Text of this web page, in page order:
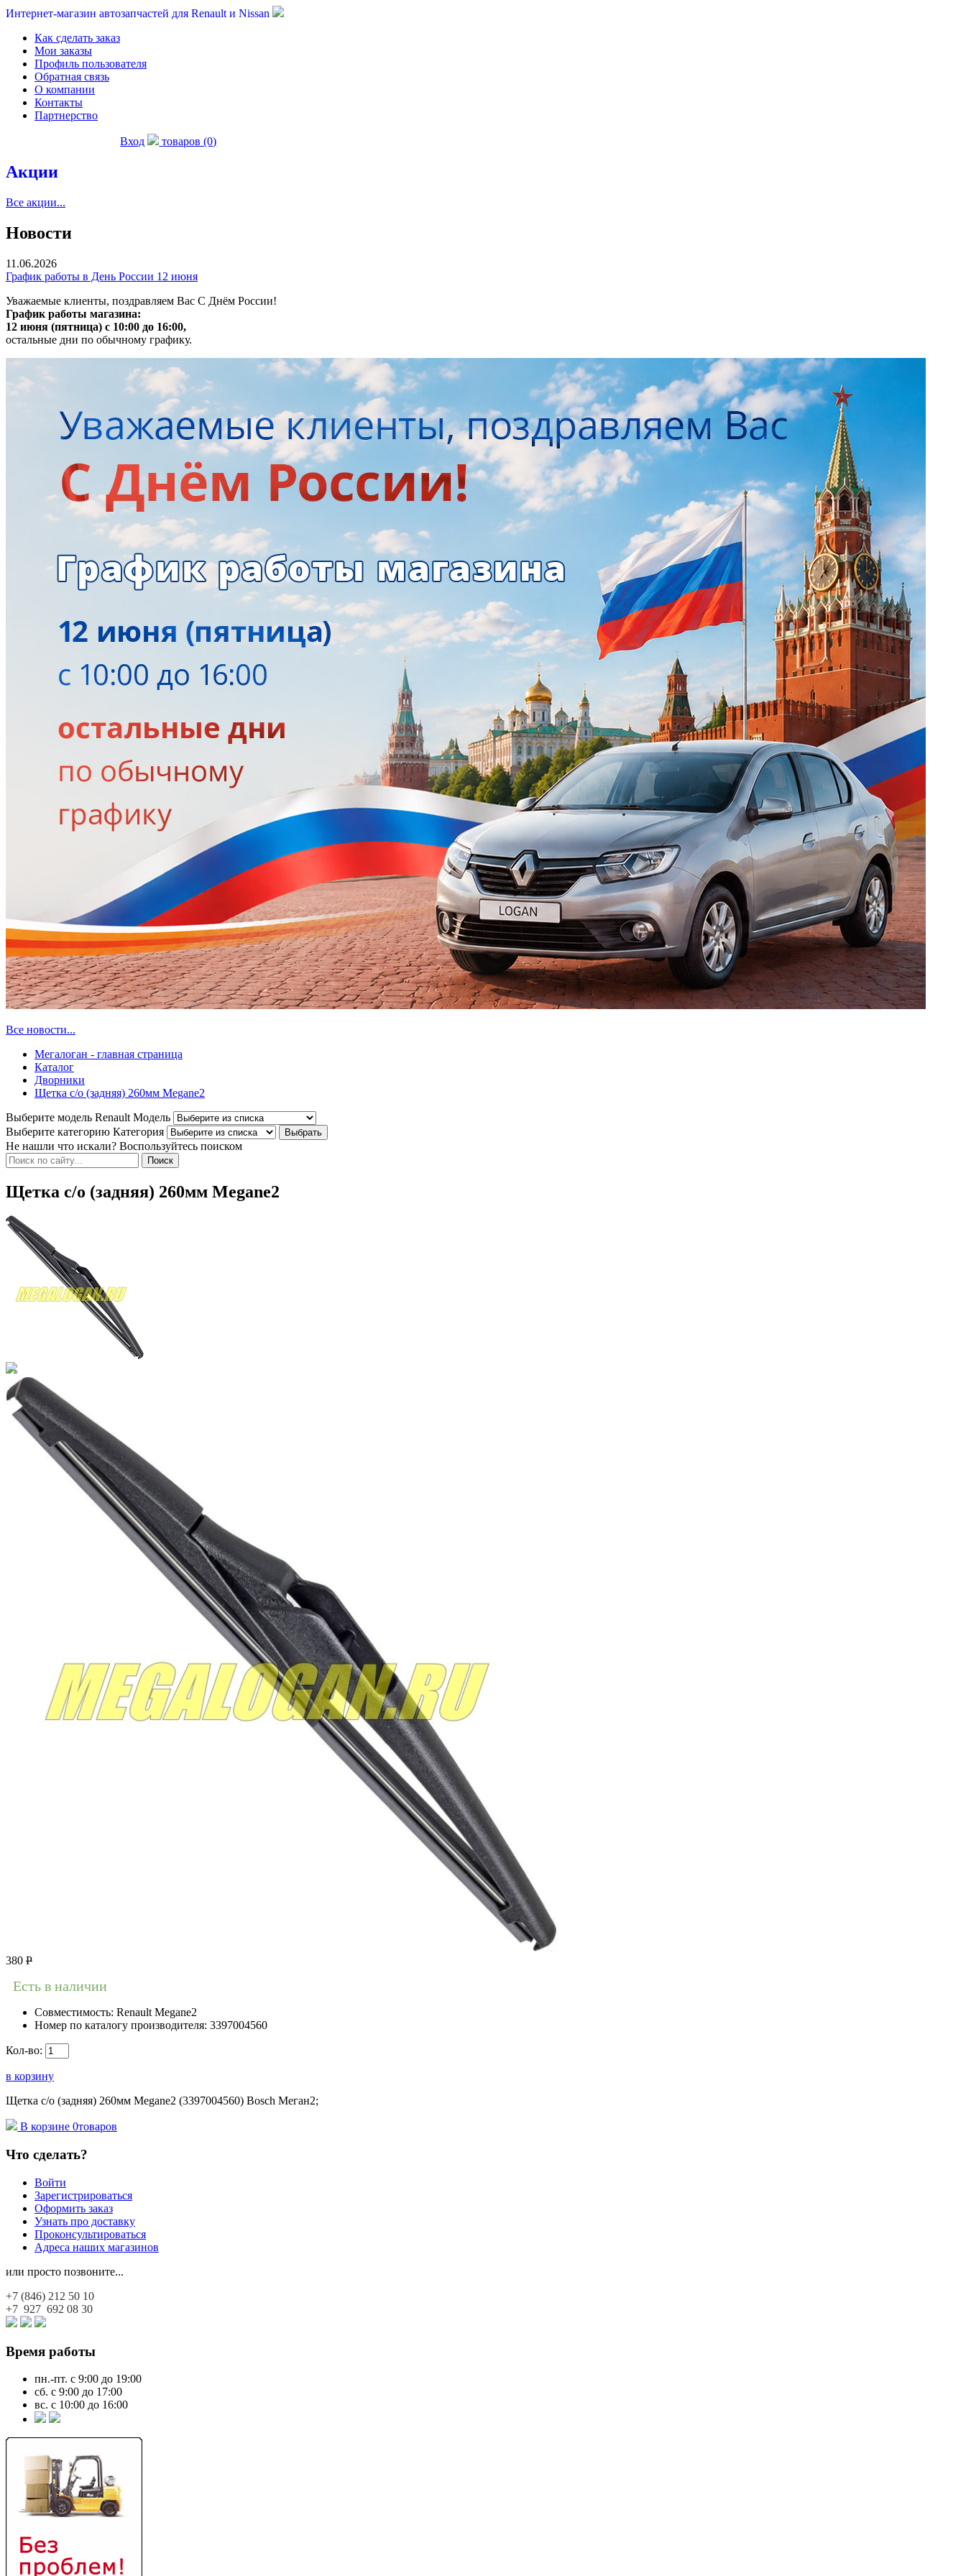
Интернет-магазин автозапчастей для Renault и Nissan
Как сделать заказ
Мои заказы
Профиль пользователя
Обратная связь
О компании
Контакты
Партнерство
Вход товаров (0)
Акции
Все акции...
Новости
11.06.2026
График работы в День России 12 июня
Уважаемые клиенты, поздравляем Вас С Днём России!
График работы магазина:
12 июня (пятница) с 10:00 до 16:00,
остальные дни по обычному графику.
Все новости...
Мегалоган - главная страница
Каталог
Дворники
Щетка с/о (задняя) 260мм Megane2
Выберите модель Renault Модель
Выберите категорию Категория
Не нашли что искали? Воспользуйтесь поиском
Щетка с/о (задняя) 260мм Megane2
380 Р
Есть в наличии
Совместимость: Renault Megane2
Номер по каталогу производителя: 3397004560
Кол-во:
в корзину
Щетка с/о (задняя) 260мм Megane2 (3397004560) Bosch Меган2;
В корзине 0товаров
Что сделать?
Войти
Зарегистрироваться
Оформить заказ
Узнать про доставку
Проконсультироваться
Адреса наших магазинов
или просто позвоните...
+7 (846) 212 50 10
+7 927 692 08 30
Время работы
пн.-пт. с 9:00 до 19:00
сб. с 9:00 до 17:00
вс. с 10:00 до 16:00